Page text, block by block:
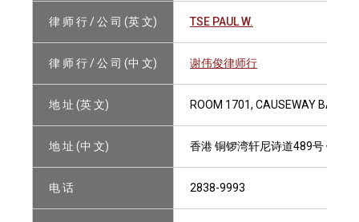
律 师 行 / 公 司 (英 文) TSE PAUL W.
律 师 行 / 公 司 (中 文) 谢伟俊律师行
地 址 (英 文) ROOM 1701, CAUSEWAY BAY
地 址 (中 文) 香港 铜锣湾轩尼诗道489号 铜锣
电 话 2838-9993